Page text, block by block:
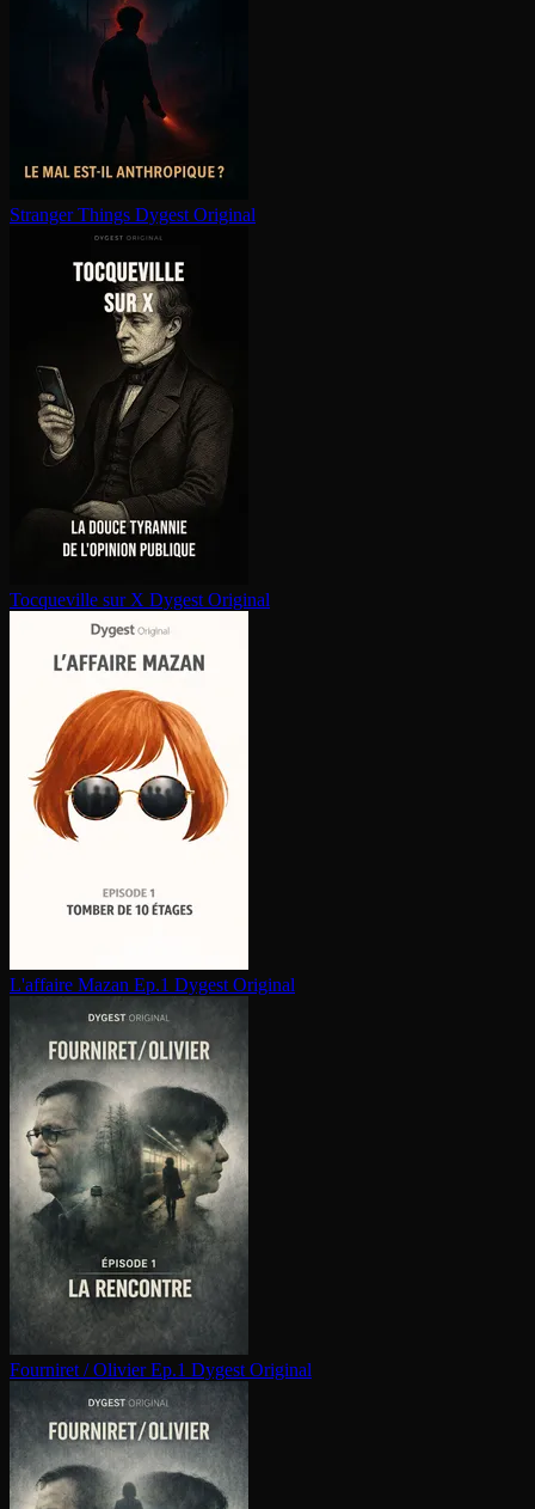
Stranger Things Dygest Original
Tocqueville sur X Dygest Original
L'affaire Mazan Ep.1 Dygest Original
Fourniret / Olivier Ep.1 Dygest Original